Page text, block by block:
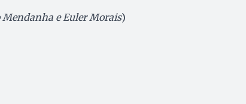
e Euler Morais)